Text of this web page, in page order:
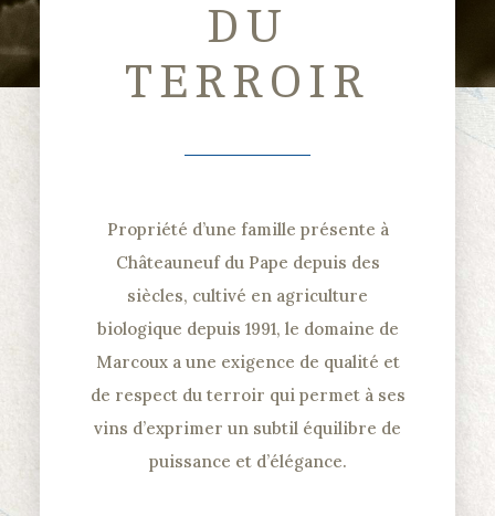
DU
TERROIR
Propriété d’une famille présente à
Châteauneuf du Pape depuis des
siècles, cultivé en agriculture
biologique depuis 1991, le domaine de
Marcoux a une exigence de qualité et
de respect du terroir qui permet à ses
vins d’exprimer un subtil équilibre de
puissance et d’élégance.